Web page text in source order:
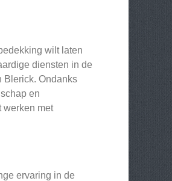
wilt laten
diensten in de
Blerick. Ondanks
en
werken met
ervaring in de